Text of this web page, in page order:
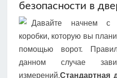
безопасности в
Давайте начнем с
коробки, которую вы
помощью ворот.
данном случае
измерений.Стандартная